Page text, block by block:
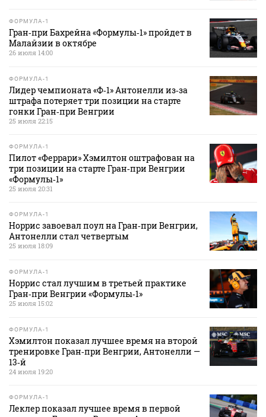
ФОРМУЛА-1
Гран‑при Бахрейна «Формулы‑1» пройдет в
Малайзии в октябре
26 июля 14:00
ФОРМУЛА-1
Лидер чемпионата «Ф‑1» Антонелли из‑за
штрафа потеряет три позиции на старте
гонки Гран‑при Венгрии
25 июля 22:15
ФОРМУЛА-1
Пилот «Феррари» Хэмилтон оштрафован на
три позиции на старте Гран‑при Венгрии
«Формулы‑1»
25 июля 20:31
ФОРМУЛА-1
Норрис завоевал поул на Гран‑при Венгрии,
Антонелли стал четвертым
25 июля 18:09
ФОРМУЛА-1
Норрис стал лучшим в третьей практике
Гран‑при Венгрии «Формулы‑1»
25 июля 15:02
ФОРМУЛА-1
Хэмилтон показал лучшее время на второй
тренировке Гран‑при Венгрии, Антонелли —
13‑й
24 июля 19:20
ФОРМУЛА-1
Леклер показал лучшее время в первой